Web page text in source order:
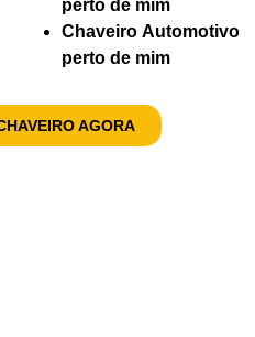
perto de mim
Chaveiro Automotivo
perto de mim
AGORA